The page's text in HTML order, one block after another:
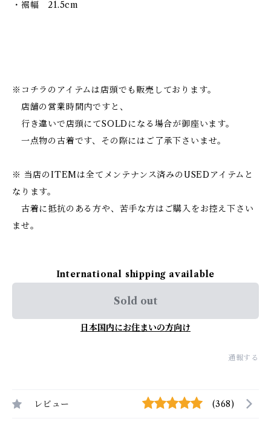
・裾幅 21.5cm
※コチラのアイテムは店頭でも販売しております。
店舗の営業時間内ですと、
行き違いで店頭にてSOLDになる場合が御座います。
一点物の古着です、その際にはご了承下さいませ。
※ 当店のITEMは全てメンテナンス済みのUSEDアイテムと
なります。
古着に抵抗のある方や、苦手な方はご購入をお控え下さい
ませ。
International shipping available
Sold out
日本国内にお住まいの方向け
通報する
レビュー (368)